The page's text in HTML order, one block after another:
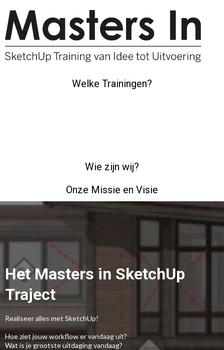
Welke Trainingen?
Wie zijn wij?
Onze Missie en Visie
Het Masters in SketchUp
Traject
Realiseer alles met SketchUp!
Hoe ziet jouw workflow er vandaag uit?
Wat is je grootste uitdaging vandaag?